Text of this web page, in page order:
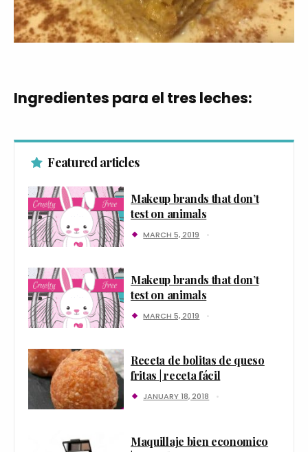
Ingredientes para el tres leches:
Featured articles
Makeup brands that don’t
test on animals
MARCH 5, 2019
Makeup brands that don’t
test on animals
MARCH 5, 2019
Receta de bolitas de queso
fritas | receta fácil
JANUARY 18, 2018
Maquillaje bien economico